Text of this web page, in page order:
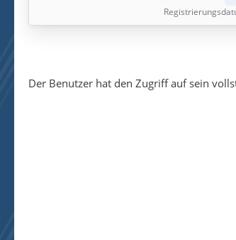
Der Benutzer hat den Zugriff auf sein